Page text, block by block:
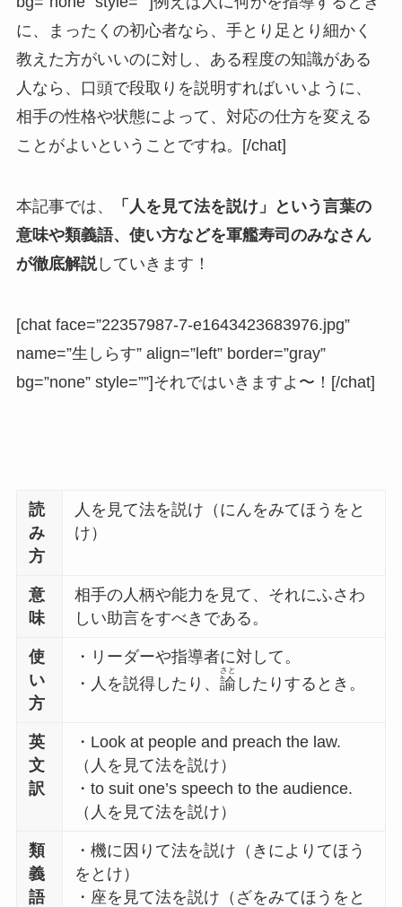
に、まったくの初心者なら、手とり足とり細かく
教えた方がいいのに対し、ある程度の知識がある
人なら、口頭で段取りを説明すればいいように、
相手の性格や状態によって、対応の仕方を変える
ことがよいということですね。[/chat]
本記事では、
「人を見て法を説け」という言葉の
意味や類義語、使い方などを軍艦寿司のみなさん
が徹底解説していきます！
[chat face=”22357987-7-e1643423683976.jpg”
name=”生しらす” align=”left” border=”gray”
bg=”none” style=””]それではいきますよ〜！[/chat]
読
み
方
人を見て法を説け（にんをみてほうをと
け）
意
味
相手の人柄や能力を見て、それにふさわ
しい助言をすべきである。
使
い
方
・リーダーや指導者に対して。
・人を説得したり、諭
さと
したりするとき。
英
文
訳
・Look at people and preach the law.
（人を見て法を説け）
・to suit one’s speech to the audience.
（人を見て法を説け）
類
義
語
・機に因りて法を説け（きによりてほう
をとけ）
・座を見て法を説け（ざをみてほうをと